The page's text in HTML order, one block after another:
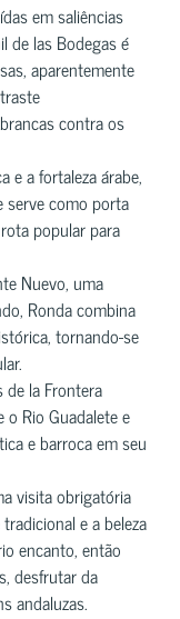
em saliências
de las Bodegas é
aparentemente
contra os
e a fortaleza árabe,
serve como porta
popular para
Nuevo, uma
Ronda combina
tornando-se
de la Frontera
Rio Guadalete e
e barroca em seu
visita obrigatória
e a beleza
encanto, então
desfrutar da
andaluzas.